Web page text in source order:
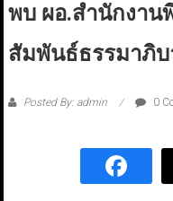
พบ ผอ.สำนักงา
สัมพันธ์ธรรมาภิบ
Posted By: admin 0